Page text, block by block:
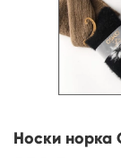
Носки норка